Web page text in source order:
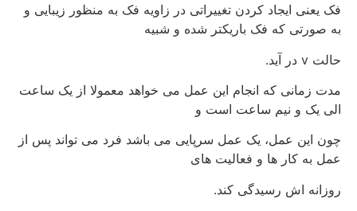
فک یعنی ایجاد کردن تغییراتی در زاویه فک به منظور زیبایی و
به صورتی که فک باریکتر شده و شبیه
حالت v در آید.
مدت زمانی که انجام این عمل می خواهد معمولا از یک ساعت
الی یک و نیم ساعت است و
چون این عمل، یک عمل سرپایی می باشد فرد می تواند پس از
عمل به کار ها و فعالیت های
روزانه اش رسیدگی کند.